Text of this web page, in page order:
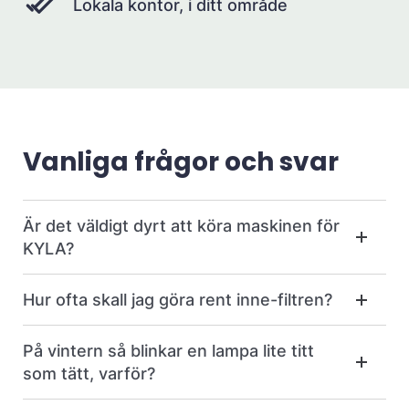
Lokala kontor, i ditt område
Vanliga frågor och svar
Är det väldigt dyrt att köra maskinen för
KYLA?
Hur ofta skall jag göra rent inne-filtren?
På vintern så blinkar en lampa lite titt
som tätt, varför?